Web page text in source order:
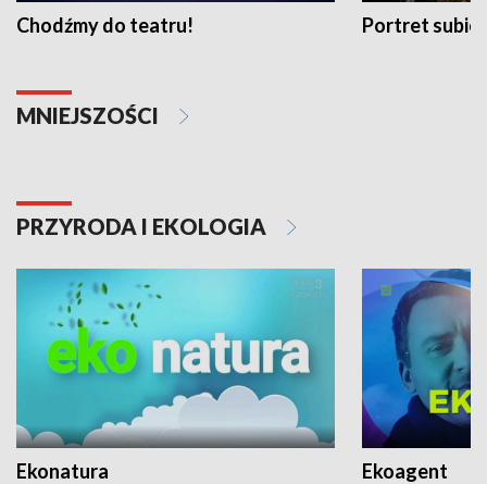
Chodźmy do teatru! Portret
MNIEJSZOŚCI
PRZYRODA I EKOLOGIA
Ekonatura Ekoagent